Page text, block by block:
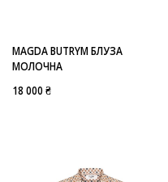
MAGDA BUTRYM БЛУЗА
МОЛОЧНА
18 000 ₴